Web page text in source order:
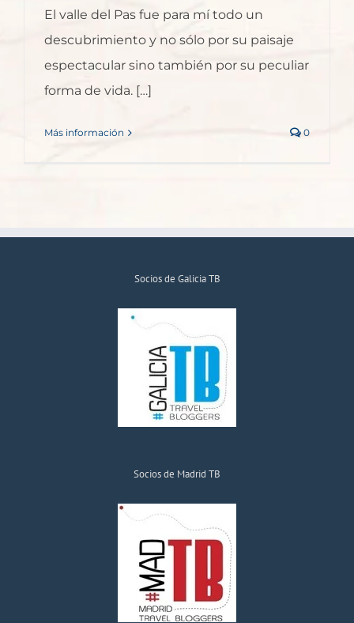
El valle del Pas fue para mí todo un
descubrimiento y no sólo por su paisaje
espectacular sino también por su peculiar
forma de vida. […]
Más información 0
Socios de Galicia TB
Socios de Madrid TB